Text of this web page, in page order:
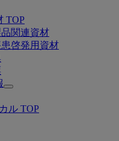
TOP
関連資材
啓発用資材
Open
ル TOP